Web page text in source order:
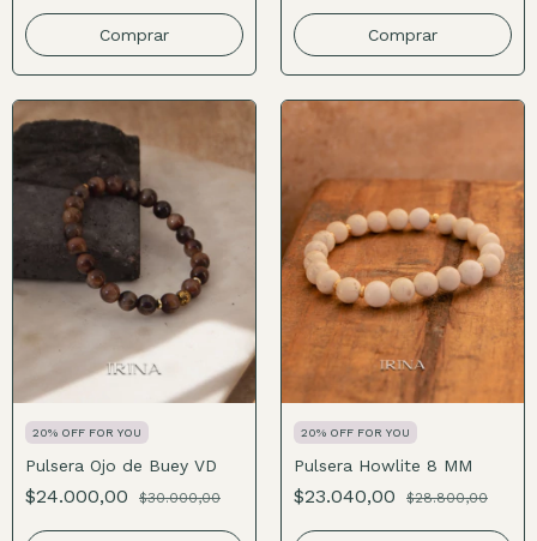
Comprar Comprar
20% OFF FOR YOU
Pulsera Ojo de Buey VD
$24.000,00 $30.000,00
20% OFF FOR YOU
Pulsera Howlite 8 MM
$23.040,00 $28.800,00